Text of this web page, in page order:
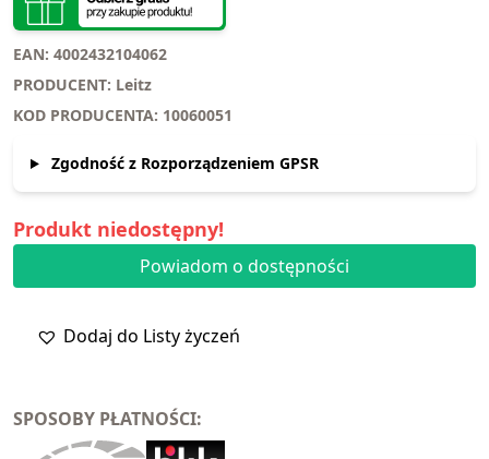
EAN: 4002432104062
PRODUCENT: Leitz
KOD PRODUCENTA: 10060051
Zgodność z Rozporządzeniem GPSR
Produkt niedostępny!
Powiadom o dostępności
Dodaj do Listy życzeń
SPOSOBY PŁATNOŚCI: